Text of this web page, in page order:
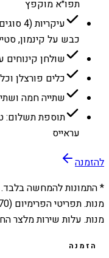
תפו״א מוקפץ
כבש על קינמון,
שולחן קינוחים
כלים פורצלן
שתייה חמה
תוספת תשלום:
עראייס
להזמנה
* התמונות להמחשה בלבד.
מנות. עלות שירות מלצר החל מ-
הזמנה